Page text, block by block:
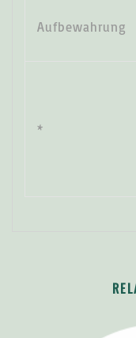
Aufbewahrung
*